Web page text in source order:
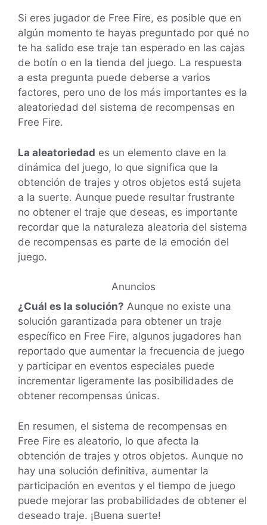
Si eres jugador de Free Fire, es posible que en
algún momento te hayas preguntado por qué no
te ha salido ese traje tan esperado en las cajas
de botín o en la tienda del juego. La respuesta
a esta pregunta puede deberse a varios
factores, pero uno de los más importantes es la
aleatoriedad del sistema de recompensas en
Free Fire.
La aleatoriedad es un elemento clave en la
dinámica del juego, lo que significa que la
obtención de trajes y otros objetos está sujeta
a la suerte. Aunque puede resultar frustrante
no obtener el traje que deseas, es importante
recordar que la naturaleza aleatoria del sistema
de recompensas es parte de la emoción del
juego.
Anuncios
¿Cuál es la solución? Aunque no existe una
solución garantizada para obtener un traje
específico en Free Fire, algunos jugadores han
reportado que aumentar la frecuencia de juego
y participar en eventos especiales puede
incrementar ligeramente las posibilidades de
obtener recompensas únicas.
En resumen, el sistema de recompensas en
Free Fire es aleatorio, lo que afecta la
obtención de trajes y otros objetos. Aunque no
hay una solución definitiva, aumentar la
participación en eventos y el tiempo de juego
puede mejorar las probabilidades de obtener el
deseado traje. ¡Buena suerte!